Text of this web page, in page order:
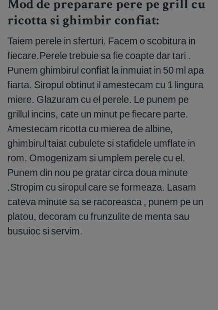
Mod de preparare pere pe grill cu
ricotta si ghimbir confiat:
Taiem perele in sferturi. Facem o scobitura in
fiecare.Perele trebuie sa fie coapte dar tari .
Punem ghimbirul confiat la inmuiat in 50 ml apa
fiarta. Siropul obtinut il amestecam cu 1 lingura
miere. Glazuram cu el perele. Le punem pe
grillul incins, cate un minut pe fiecare parte.
Amestecam ricotta cu mierea de albine,
ghimbirul taiat cubulete si stafidele umflate in
rom. Omogenizam si umplem perele cu el.
Punem din nou pe gratar circa doua minute
.Stropim cu siropul care se formeaza. Lasam
cateva minute sa se racoreasca , punem pe un
platou, decoram cu frunzulite de menta sau
busuioc si servim.